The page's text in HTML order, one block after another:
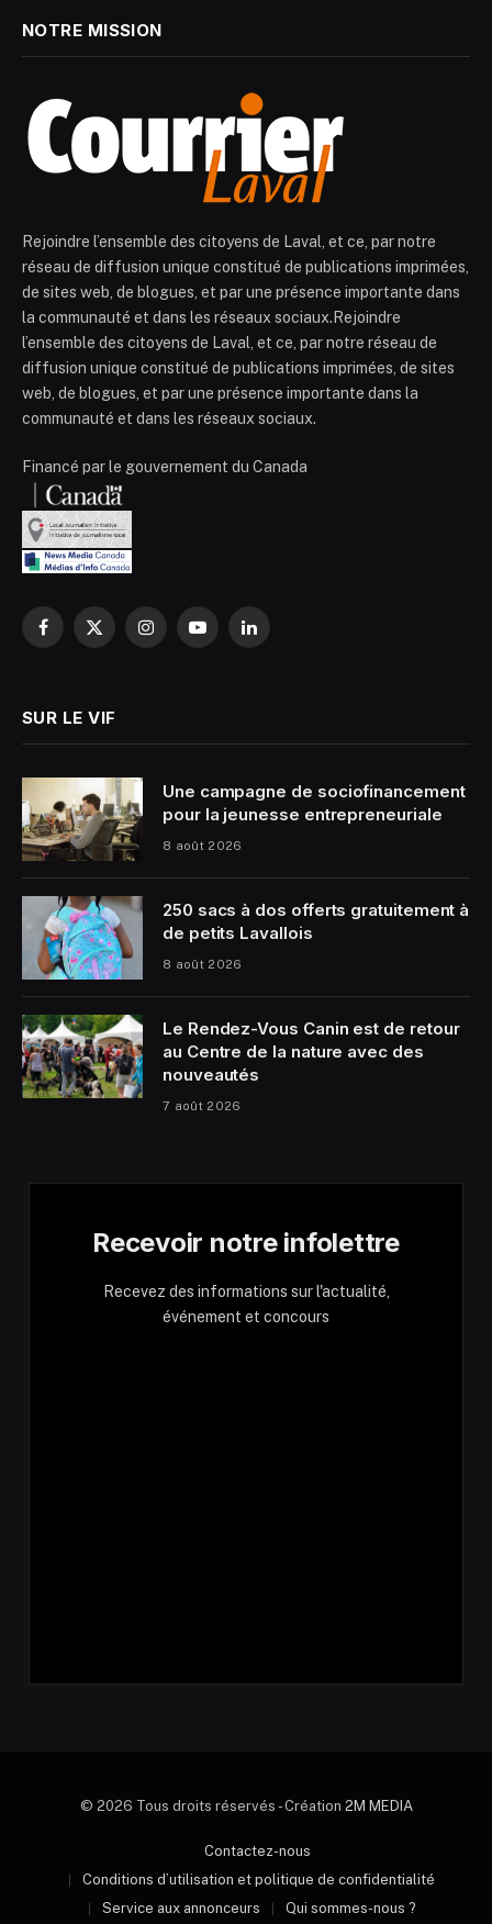
NOTRE MISSION
Rejoindre l’ensemble des citoyens de Laval, et ce, par notre
réseau de diffusion unique constitué de publications imprimées,
de sites web, de blogues, et par une présence importante dans
la communauté et dans les réseaux sociaux.Rejoindre
l’ensemble des citoyens de Laval, et ce, par notre réseau de
diffusion unique constitué de publications imprimées, de sites
web, de blogues, et par une présence importante dans la
communauté et dans les réseaux sociaux.
Financé par le gouvernement du Canada
Facebook
X
InstagramYouTubeLinkedIn
SUR LE VIF
Une campagne de sociofinancement
pour la jeunesse entrepreneuriale
8 août 2026
250 sacs à dos offerts gratuitement à
de petits Lavallois
8 août 2026
Le Rendez-Vous Canin est de retour
au Centre de la nature avec des
nouveautés
7 août 2026
Recevoir notre infolettre
Recevez des informations sur l'actualité,
événement et concours
© 2026 Tous droits réservés - Création 2M MEDIA
Contactez-nous
Conditions d’utilisation et politique de confidentialité
Service aux annonceurs
Qui sommes-nous ?